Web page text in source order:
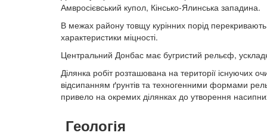
Амвросієвський купол, Кінсько-Ялинська западина.
В межах району товщу курінних порід перекривають
характеристики міцності.
Центральний Донбас має бугристий рельєф,
Ділянка робіт розташована на території існуючих
відсипанням ґрунтів та техногенними формами
привело на окремих ділянках до утворення
Геологія